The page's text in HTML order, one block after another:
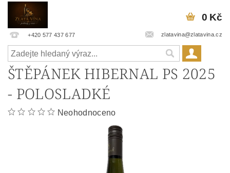
+420 577 437 677 zlatavina@zlatavina.cz
0 Kč
ŠTĚPÁNEK HIBERNAL PS 2025
- POLOSLADKÉ
Neohodnoceno